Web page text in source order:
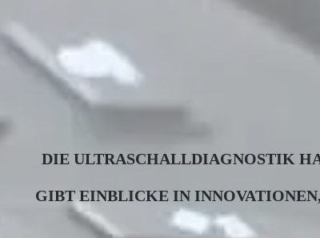
DIE ULTRASCHALLDIAGNOSTIK
GIBT EINBLICKE IN